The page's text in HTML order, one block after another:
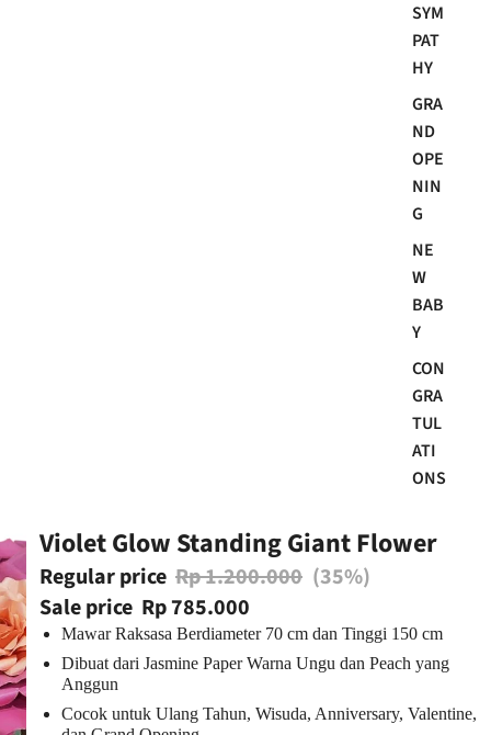
SYM
PAT
HY
GRA
ND
OPE
NIN
G
NE
W
BAB
Y
CON
GRA
TUL
ATI
ONS
Violet Glow Standing Giant Flower
Regular price Rp 1.200.000 (35%)
Sale price Rp 785.000
Mawar Raksasa Berdiameter 70 cm dan Tinggi 150 cm
Dibuat dari Jasmine Paper Warna Ungu dan Peach yang
Anggun
Cocok untuk Ulang Tahun, Wisuda, Anniversary, Valentine,